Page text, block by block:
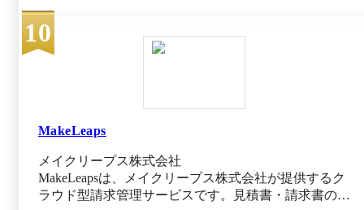
行ってくれるので、経理担当者の工数削減につながり
ます。 請求書の発行や消込に合わせて、売掛金の残
高をリアルタイムに表示。取引先ごとの債権の確認は
もちろん、残高表から請求書や商談情報の確認もでき
の対応に課題を抱えている企業にもおすすめです。
10
MakeLeaps
メイクリープス株式会社
MakeLeapsは、メイクリープス株式会社が提供するク
ラウド型請求管理サービスです。見積書・請求書の作